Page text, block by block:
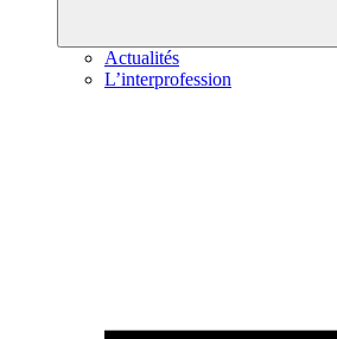
Actualités
L’interprofession